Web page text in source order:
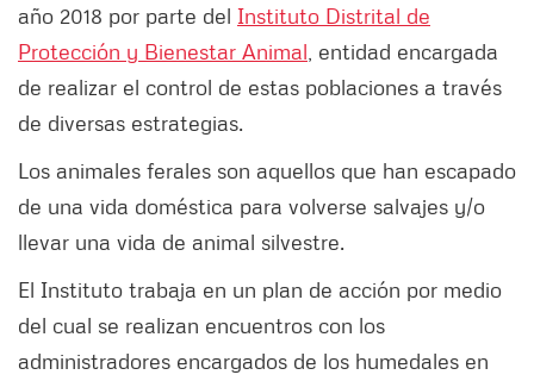
año 2018 por parte del Instituto Distrital de
Protección y Bienestar Animal , entidad encargada
de realizar el control de estas poblaciones a través
de diversas estrategias.
Los animales ferales son aquellos que han escapado
de una vida doméstica para volverse salvajes y/o
llevar una vida de animal silvestre.
El Instituto trabaja en un plan de acción por medio
del cual se realizan encuentros con los
administradores encargados de los humedales en